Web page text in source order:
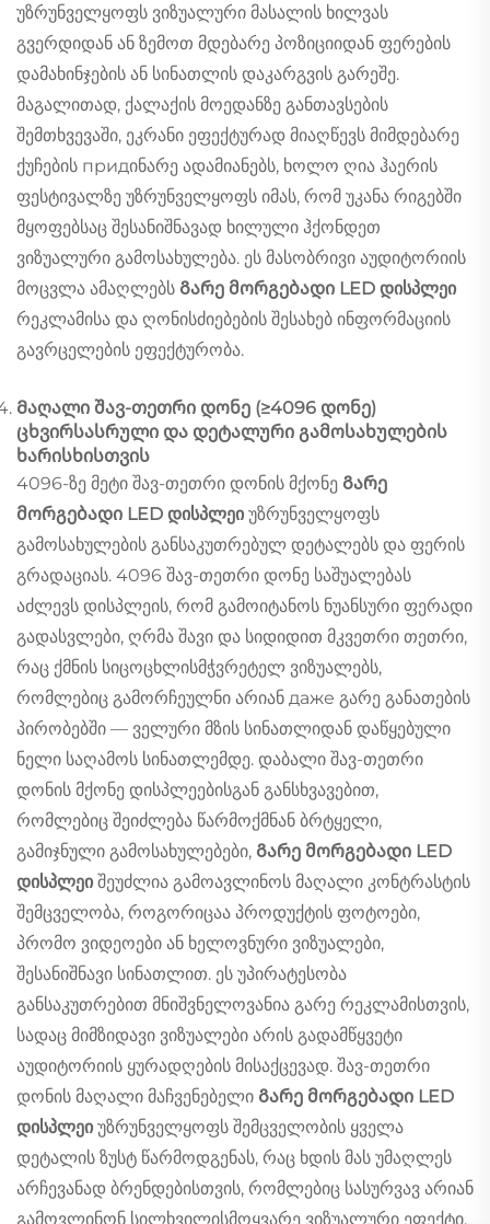
უზრუნველყოფს ვიზუალური მასალის ხილვას
გვერდიდან ან ზემოთ მდებარე პოზიციიდან ფერების
დამახინჯების ან სინათლის დაკარგვის გარეშე.
მაგალითად, ქალაქის მოედანზე განთავსების
შემთხვევაში, ეკრანი ეფექტურად მიაღწევს მიმდებარე
ქუჩების придინარე ადამიანებს, ხოლო ღია ჰაერის
ფესტივალზე უზრუნველყოფს იმას, რომ უკანა რიგებში
მყოფებსაც შესანიშნავად ხილული ჰქონდეთ
ვიზუალური გამოსახულება. ეს მასობრივი აუდიტორიის
მოცვლა ამაღლებს Გარე მორგებადი LED დისპლეი
რეკლამისა და ღონისძიებების შესახებ ინფორმაციის
გავრცელების ეფექტურობა.
Მაღალი შავ-თეთრი დონე (≥4096 დონე)
ცხვირსასრული და დეტალური გამოსახულების
ხარისხისთვის
4096-ზე მეტი შავ-თეთრი დონის მქონე Გარე
მორგებადი LED დისპლეი უზრუნველყოფს
გამოსახულების განსაკუთრებულ დეტალებს და ფერის
გრადაციას. 4096 შავ-თეთრი დონე საშუალებას
აძლევს დისპლეის, რომ გამოიტანოს ნუანსური ფერადი
გადასვლები, ღრმა შავი და სიდიდით მკვეთრი თეთრი,
რაც ქმნის სიცოცხლისმჭვრეტელ ვიზუალებს,
რომლებიც გამორჩეულნი არიან даже გარე განათების
პირობებში — ველური მზის სინათლიდან დაწყებული
ნელი საღამოს სინათლემდე. დაბალი შავ-თეთრი
დონის მქონე დისპლეებისგან განსხვავებით,
რომლებიც შეიძლება წარმოქმნან ბრტყელი,
გამიჯნული გამოსახულებები, Გარე მორგებადი LED
დისპლეი შეუძლია გამოავლინოს მაღალი კონტრასტის
შემცველობა, როგორიცაა პროდუქტის ფოტოები,
პრომო ვიდეოები ან ხელოვნური ვიზუალები,
შესანიშნავი სინათლით. ეს უპირატესობა
განსაკუთრებით მნიშვნელოვანია გარე რეკლამისთვის,
სადაც მიმზიდავი ვიზუალები არის გადამწყვეტი
აუდიტორიის ყურადღების მისაქცევად. შავ-თეთრი
დონის მაღალი მაჩვენებელი Გარე მორგებადი LED
დისპლეი უზრუნველყოფს შემცველობის ყველა
დეტალის ზუსტ წარმოდგენას, რაც ხდის მას უმაღლეს
არჩევანად ბრენდებისთვის, რომლებიც სასურვავ არიან
გამოვლინონ სილხვილისმოყვარე ვიზუალური ეფექტი.